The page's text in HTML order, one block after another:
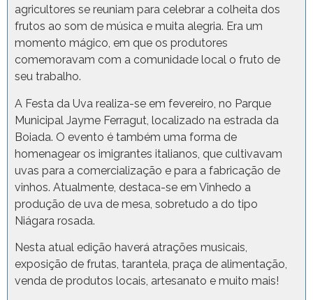
agricultores se reuniam para celebrar a colheita dos
frutos ao som de música e muita alegria. Era um
momento mágico, em que os produtores
comemoravam com a comunidade local o fruto de
seu trabalho.
A Festa da Uva realiza-se em fevereiro, no Parque
Municipal Jayme Ferragut, localizado na estrada da
Boiada. O evento é também uma forma de
homenagear os imigrantes italianos, que cultivavam
uvas para a comercialização e para a fabricação de
vinhos. Atualmente, destaca-se em Vinhedo a
produção de uva de mesa, sobretudo a do tipo
Niágara rosada.
Nesta atual edição haverá atrações musicais,
exposição de frutas, tarantela, praça de alimentação,
venda de produtos locais, artesanato e muito mais!